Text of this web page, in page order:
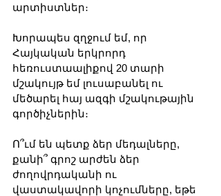
արտիստներ։
Խորապես զղջում եմ, որ
Հայկական երկրորդ
հեռուստաալիքով 20 տարի
մշակույթ եմ լուսաբանել ու
մեծարել հայ ազգի մշակութային
գործիչներին։
Ո՞ւմ են պետք ձեր մեդալները,
քանի՞ գրոշ արժեն ձեր
ժողովրդականի ու
վաստակավորի կոչումները, եթե